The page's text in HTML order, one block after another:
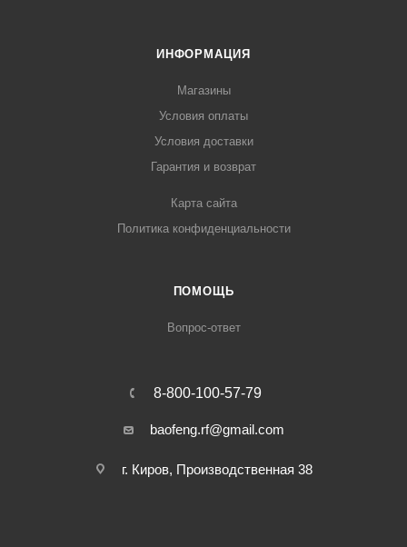
ИНФОРМАЦИЯ
Магазины
Условия оплаты
Условия доставки
Гарантия и возврат
Карта сайта
Политика конфиденциальности
ПОМОЩЬ
Вопрос-ответ
8-800-100-57-79
baofeng.rf@gmail.com
г. Киров, Производственная 38